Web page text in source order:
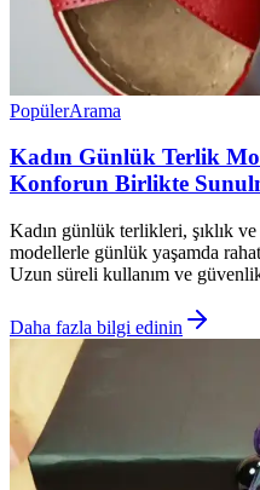
PopülerArama
Kadın Günlük Terlik
Konforun Birlikte
Kadın günlük terlikleri, şıklık
modellerle günlük yaşamda
Uzun süreli kullanım ve
Daha fazla bilgi edinin